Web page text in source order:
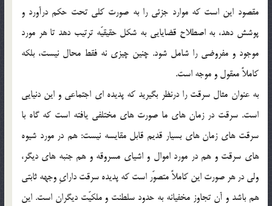
مقصود اين است كه موارد جزئي را به صورت كلي تحت حكم درآورد و
پوشش دهد، به اصطلاح قضايايي به شكل حقيقيّه ترتيب دهد تا هر مورد
موجود و مفروضي را شامل شود. چنين چيزي نه فقط محال نيست، بلكه
كاملاً معقول و موجه است.
به عنوان مثال سرقت را درنظر بگيريد كه پديده اي اجتماعي و اين دنيايي
است. سرقت در زمان هاي ما صورت هاي مختلفي يافته است كه گاه با
سرقت هاي زمان هاي بسيار قديم قابل مقايسه نيست: هم در مورد شيوه
هاي سرقت و هم در مورد اموال و اشياي مسروقه و هم جنبه هاي ديگر،
ولي در هر صورت اين كاملاً متصوّر است كه پديده سرقت دارايِ وجهه ثابتي
هم باشد و آن تجاوز مخفيانه به حدود سلطنت و ملكيّت ديگران است. اين